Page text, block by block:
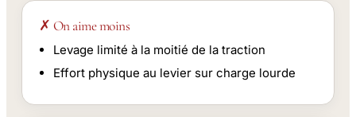
✗ On aime moins
Levage limité à la moitié de la traction
Effort physique au levier sur charge lourde